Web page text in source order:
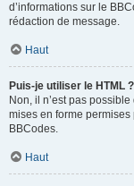
d’informations sur le
rédaction de message.
Haut
Puis-je utiliser le HTML ?
Non, il n’est pas
mises en forme
BBCodes.
Haut